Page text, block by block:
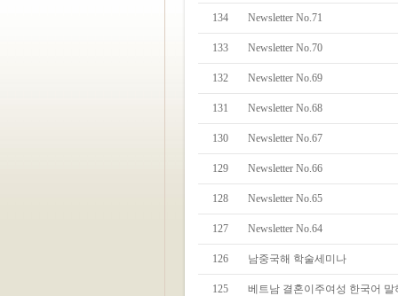
134 Newsletter No.71
133 Newsletter No.70
132 Newsletter No.69
131 Newsletter No.68
130 Newsletter No.67
129 Newsletter No.66
128 Newsletter No.65
127 Newsletter No.64
126 남중국해 학술세미나
125 베트남 결혼이주여성 한국어 말